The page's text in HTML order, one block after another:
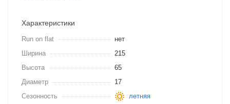
Характеристики
Run on flat
нет
Ширина
215
Высота
65
Диаметр
17
Сезонность
летняя